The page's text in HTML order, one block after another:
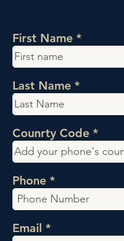
First Name
Last Name
Email
Phone
Counrty Code